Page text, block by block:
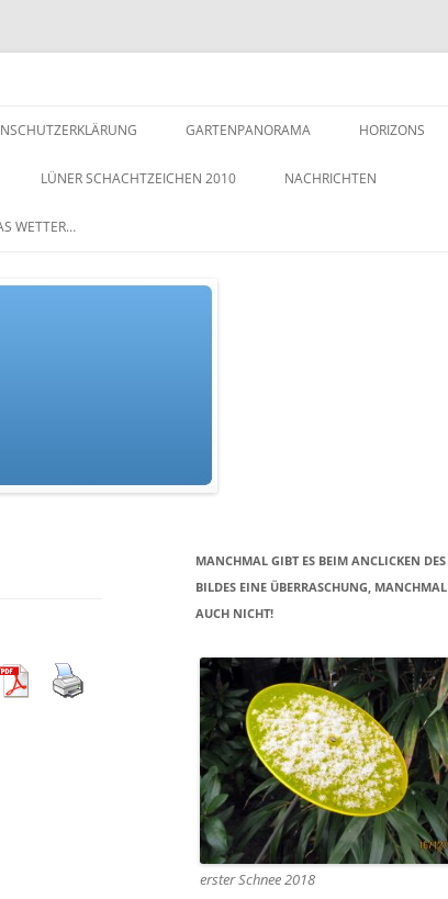
GARTENPANORAMA HORIZONS
LÜNER SCHACHTZEICHEN 2010
NACHTZEICHEN-SCHACHTZEICHEN
NACHRICHTEN
WETTER…
MANCHMAL GIBT ES BEIM ANCLICKEN DES
BILDES EINE ÜBERRASCHUNG, MANCHMAL
AUCH NICHT!
erster Schnee 2018